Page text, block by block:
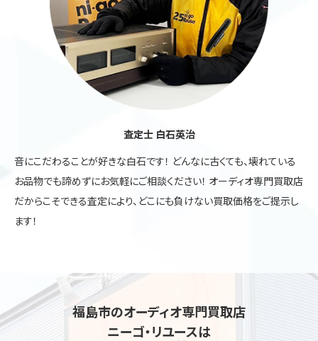
査定士 白石英治
音にこだわることが好きな白石です！ どんなに古くても、壊れている
お品物でも諦めずにお気軽にご相談ください！ オーディオ専門買取店
だからこそできる査定により、どこにも負けない買取価格をご提示し
ます！
福島市のオーディオ専門買取店
ニーゴ・リユースは